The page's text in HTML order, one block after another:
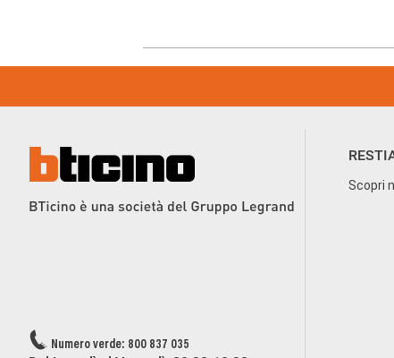
Numero verde: 800 837 035
Scopri